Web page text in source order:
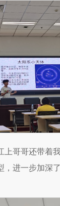
上哥哥还带着
，进一步加深